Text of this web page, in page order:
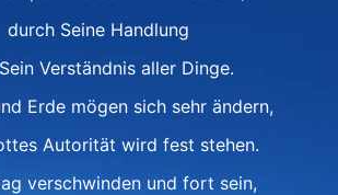
durch Seine Handlung
Verständnis aller Dinge.
Erde mögen sich sehr ändern,
Autorität wird fest stehen.
verschwinden und fort sein,